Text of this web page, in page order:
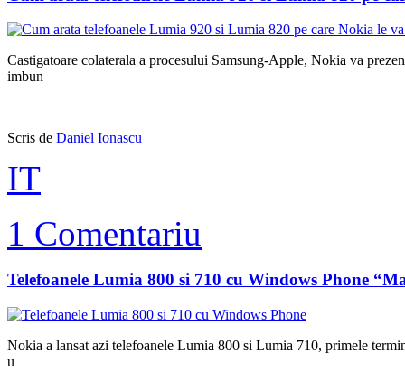
Castigatoare colaterala a procesului Samsung-Apple, Nokia va
imbun
Scris de Daniel Ionascu
IT
1 Comentariu
Telefoanele Lumia 800 si 710 cu Windows Phone
Nokia a lansat azi telefoanele Lumia 800 si Lumia 710, primele
u